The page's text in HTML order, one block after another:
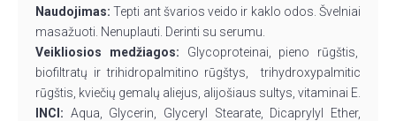
Naudojimas:Tepti ant švarios veido ir kaklo odos. Švelniai
masažuoti. Nenuplauti. Derinti su serumu.
Veikliosios medžiagos: Glycoproteinai, pieno rūgštis,
biofiltratų ir trihidropalmitino rūgštys, trihydroxypalmitic
rūgštis, kviečių gemalų aliejus, alijošiaus sultys, vitaminai E.
INCI: Aqua, Glycerin, Glyceryl Stearate, Dicaprylyl Ether,